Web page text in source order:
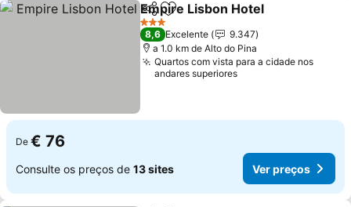
PartilharAdicionar aos favoritos
Empire Lisbon Hotel
3 Estrelas
8,6 Excelente
9.347
a 1.0 km de Alto do Pina
Quartos com vista para a cidade nos
andares superiores
De € 76
Consulte os preços de 13 sites Ver preços